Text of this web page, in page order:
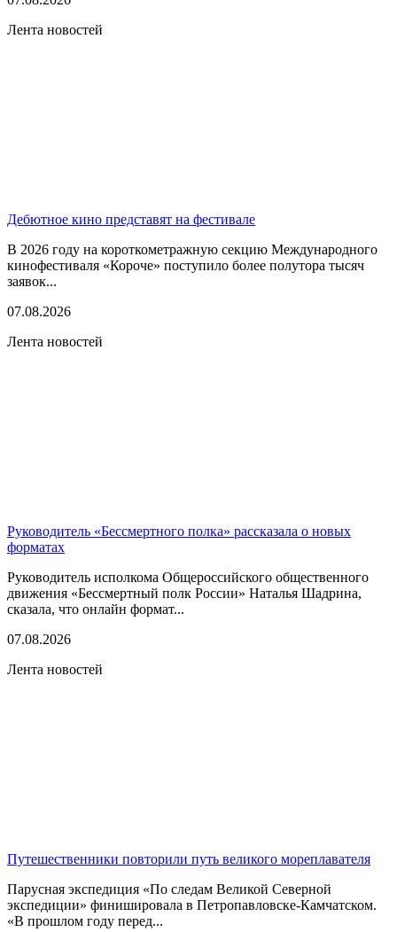
Лента новостей
Дебютное кино представят на фестивале
В 2026 году на короткометражную секцию Международного
кинофестиваля «Короче» поступило более полутора тысяч
заявок...
07.08.2026
Лента новостей
Руководитель «Бессмертного полка» рассказала о новых
форматах
Руководитель исполкома Общероссийского общественного
движения «Бессмертный полк России» Наталья Шадрина,
сказала, что онлайн формат...
07.08.2026
Лента новостей
Путешественники повторили путь великого мореплавателя
Парусная экспедиция «По следам Великой Северной
экспедиции» финишировала в Петропавловске-Камчатском.
«В прошлом году перед...